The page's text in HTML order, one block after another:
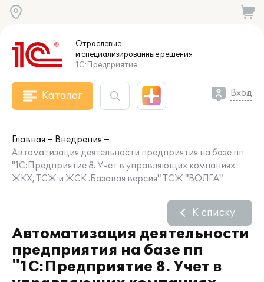
Отраслевые
и специализированныерешения
1С:Предприятие
Каталог Вход
Главная
Внедрения
Автоматизация деятельности предприятия на базе пп
"1С:Предприятие 8. Учет в управляющих компаниях
ЖКХ, ТСЖ и ЖСК .Базовая версия" ТСЖ "ВОЛГА"
Автоматизация деятельности
предприятия на базе пп
"1С:Предприятие 8. Учет в
К списку